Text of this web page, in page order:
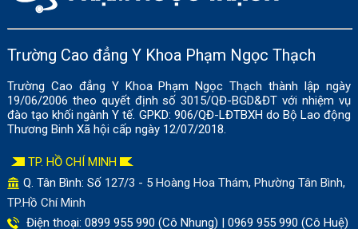
Trường Cao đẳng Y Khoa Phạm Ngọc Thạch
Trường Cao đẳng Y Khoa Phạm Ngọc Thạch thành lập ngày
19/06/2006 theo quyết định số 3015/QĐ-BGD&ĐT với nhiệm vụ
đào tạo khối ngành Y tế. GPKD: 906/QĐ-LĐTBXH do Bộ Lao động
Thương Binh Xã hội cấp ngày 12/07/2018.
TP. HỒ CHÍ MINH
Q. Tân Bình: Số 127/3 - 5 Hoàng Hoa Thám, Phường Tân Bình,
TP.Hồ Chí Minh
Điện thoại: 0899 955 990 (Cô Nhung) | 0969 955 990 (Cô Huệ)